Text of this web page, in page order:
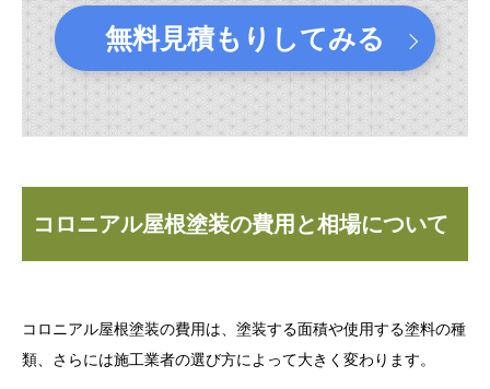
無料見積もりしてみる
コロニアル屋根塗装の費用と相場について
コロニアル屋根塗装の費用は、塗装する面積や使用する塗料の種
類、さらには施工業者の選び方によって大きく変わります。